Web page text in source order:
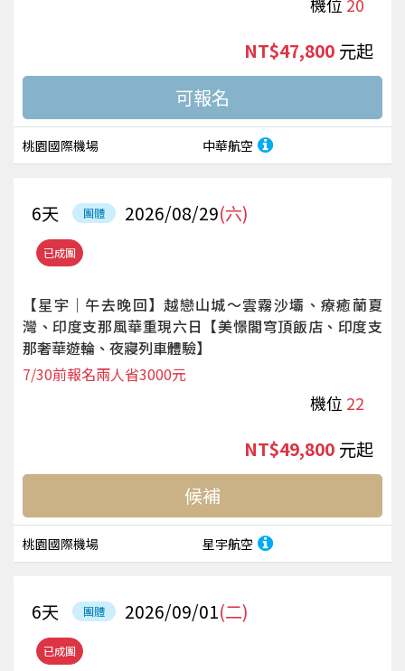
桃園國際機場 中華航空
NT$47,800 起
已成團
團體 2026/08/29(六)
6天
【星宇｜午去晚回】越戀山城～雲霧沙壩、療癒蘭夏
灣、印度支那風華重現六日【美憬閣穹頂飯店、印度支
那奢華遊輪、夜寢列車體驗】
機位 22
7/30前報名兩人省3000元
桃園國際機場 星宇航空
NT$49,800 起
候補
已成團
團體 2026/09/01(二)
6天